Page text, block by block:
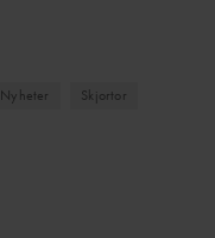
Nyheter
Skjortor